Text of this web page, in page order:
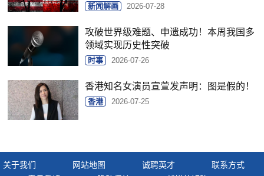
新闻解画 2026-07-28
攻破世界级难题、申遗成功！本周我国多
领域实现历史性突破
时事 2026-07-26
香港知名女演员宣萱发声明：图是假的！
香港 2026-07-25
关于我们 网站地图 诚聘英才
联系方式